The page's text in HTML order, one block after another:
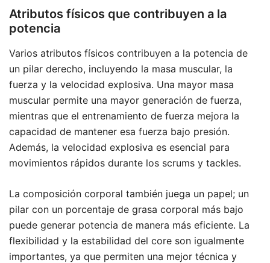
Atributos físicos que contribuyen a la
potencia
Varios atributos físicos contribuyen a la potencia de
un pilar derecho, incluyendo la masa muscular, la
fuerza y la velocidad explosiva. Una mayor masa
muscular permite una mayor generación de fuerza,
mientras que el entrenamiento de fuerza mejora la
capacidad de mantener esa fuerza bajo presión.
Además, la velocidad explosiva es esencial para
movimientos rápidos durante los scrums y tackles.
La composición corporal también juega un papel; un
pilar con un porcentaje de grasa corporal más bajo
puede generar potencia de manera más eficiente. La
flexibilidad y la estabilidad del core son igualmente
importantes, ya que permiten una mejor técnica y